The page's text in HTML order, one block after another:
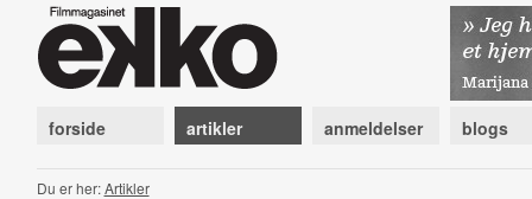
forside artikler anmeldelser blogs
Du er her:Artikler